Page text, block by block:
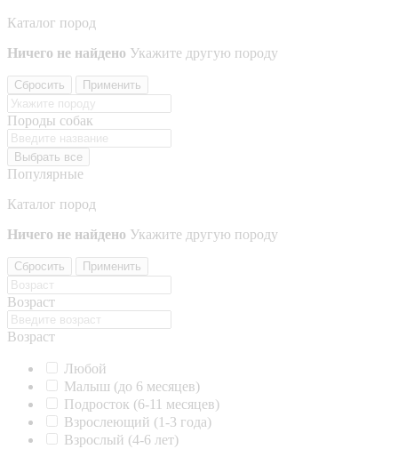
Каталог пород
Ничего не найдено Укажите другую породу
Сбросить Применить
Породы собак
Выбрать все
Популярные
Каталог пород
Ничего не найдено Укажите другую породу
Сбросить Применить
Возраст
Возраст
Любой
Малыш (до 6 месяцев)
Подросток (6-11 месяцев)
Взрослеющий (1-3 года)
Взрослый (4-6 лет)